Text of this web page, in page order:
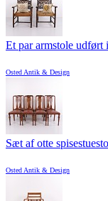
Et par armstole
Osted Antik & Design
Sæt af otte
Osted Antik & Design